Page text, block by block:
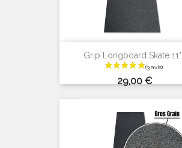
Grip Longboard Skate 11"...
Prix
29,00 €